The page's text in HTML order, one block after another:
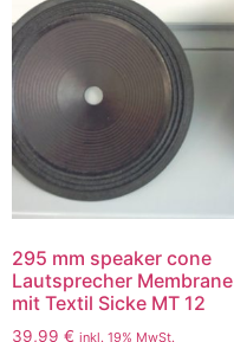
295 mm speaker cone
Lautsprecher Membrane
mit Textil Sicke MT 12
39,99 € inkl. 19% MwSt.